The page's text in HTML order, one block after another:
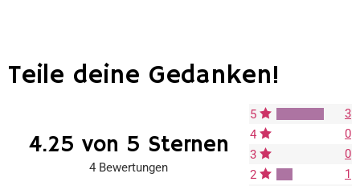
Teile deine Gedanken!
4.25 von 5 Sternen
4 Bewertungen
5
3
4
0
3
0
2
1